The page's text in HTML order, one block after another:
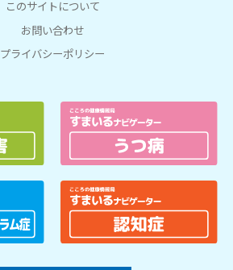
このサイトについて
お問い合わせ
プライバシーポリシー